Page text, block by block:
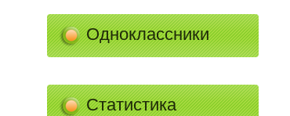
Одноклассники
Статистика